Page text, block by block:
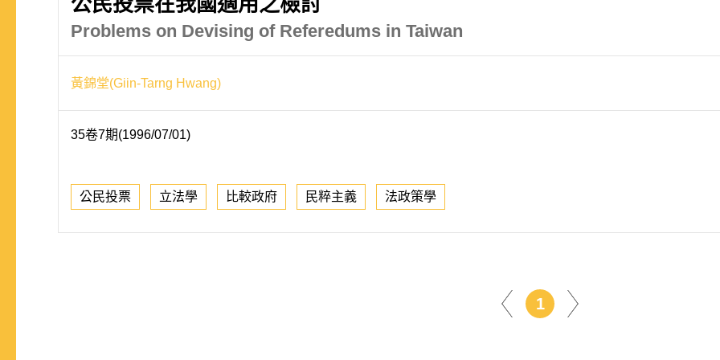
Problems on Devising of Referedums in Taiwan
黃錦堂(Giin-Tarng Hwang)
35卷7期(1996/07/01)
公民投票 立法學 比較政府 民粹主義 法政策學
1